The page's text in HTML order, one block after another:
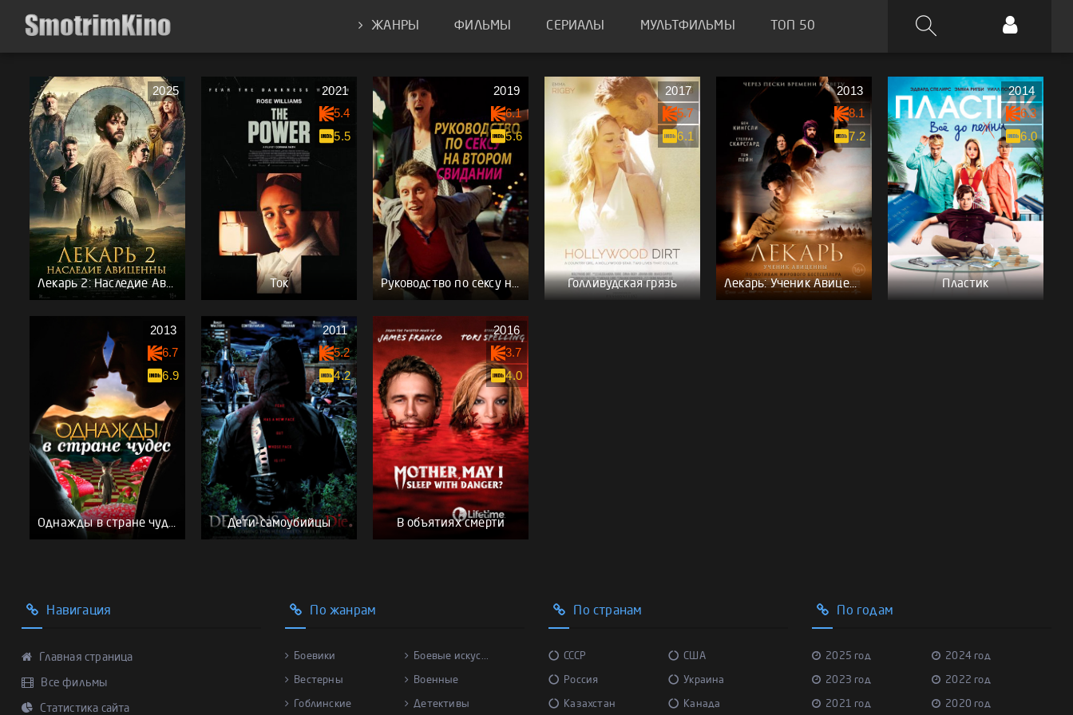
ЖАНРЫ ФИЛЬМЫ СЕРИАЛЫ МУЛЬТФИЛЬМЫ ТОП 50
Лекарь 2: Наследие Авиценны
2025
Ток
2021
5.4
5.5
Руководство по сексу на втором свидании
2019
6.1
5.6
Голливудская грязь
2017
5.7
6.1
Лекарь: Ученик Авиценны
2013
8.1
7.2
Пластик
2014
6.3
6.0
Однажды в стране чудес
2013
6.7
6.9
Дети-самоубийцы
2011
5.2
4.2
В объятиях смерти
2016
3.7
4.0
Навигация
Главная страница
Все фильмы
Статистика сайта
По жанрам
Боевики Боевые искус...
Вестерны Военные
Гоблинские Детективы
По странам
СССР США
Россия Украина
Казахстан Канада
По годам
2025 год 2024 год
2023 год 2022 год
2021 год 2020 год